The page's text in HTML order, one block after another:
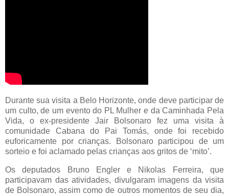
Durante sua visita a Belo Horizonte, onde deve participar de
um culto, de um evento do PL Mulher e da Caminhada Pela
Vida, o ex-presidente Jair Bolsonaro fez uma visita à
comunidade Cabana do Pai Tomás, onde foi recebido
euforicamente por crianças. Bolsonaro participou de um
sorteio e foi aclamado pelas crianças aos gritos de ‘mito’.
Os deputados Bruno Engler e Nikolas Ferreira, que
participavam das atividades, divulgaram imagens da visita
de Bolsonaro, assim como de outros momentos de seu dia,